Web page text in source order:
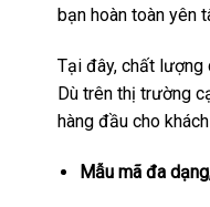
bạn hoàn toàn yên
Tại đây, chất lượng
Dù trên thị trường
hàng đầu cho
Mẫu mã đa